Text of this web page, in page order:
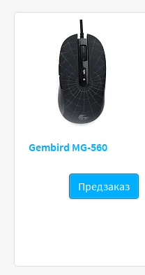
Gembird MG-560
Предзаказ